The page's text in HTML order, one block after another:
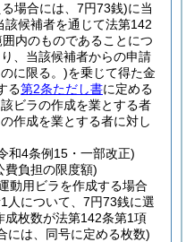
場合には、7円73銭)に当
該候補者を通じて法第142
内のものであることにつ
、当該候補者からの申請
に限る。)を乗じて得た金
る第2条ただし書に定める
ビラの作成を業とする者
作成を業とする者に対し
和4条例15・一部改正)
費負担の限度額)
動用ビラを作成する場合
人について、7円73銭に選
成枚数が法第142条第1項
には、同号に定める枚数)